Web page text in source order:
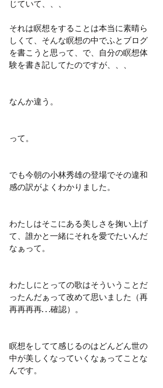
じていて、、、
それは瞑想をすることは本当に素晴ら
しくて、そんな瞑想の中でふとブログ
を書こうと思って、で、自分の瞑想体
験を書き記してたのですが、、、
なんか違う。
って。
でも今朝の小林秀雄の登場でその違和
感の訳がよくわかりました。
わたしはそこにある美しさを掬い上げ
て、誰かと一緒にそれを愛でたいんだ
なぁって。
わたしにとっての歌はそういうことだ
ったんだぁって改めて思いました（再
再再再再. . .確認）。
瞑想をしてて感じるのはどんどん世の
中が美しくなっていくなぁってことな
んです。